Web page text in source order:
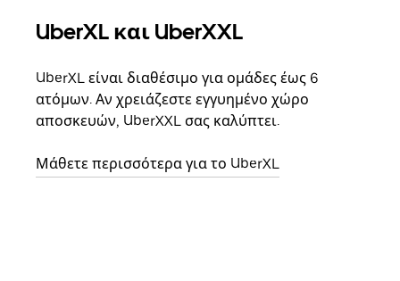
UberXL και UberXXL
UberXL είναι διαθέσιμο για ομάδες έως 6
ατόμων. Αν χρειάζεστε εγγυημένο χώρο
αποσκευών, UberXXL σας καλύπτει.
Μάθετε περισσότερα για το UberXL